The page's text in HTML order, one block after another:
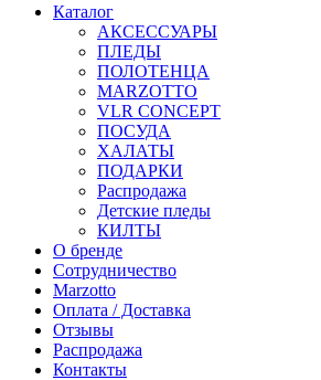
Каталог
АКСЕССУАРЫ
ПЛЕДЫ
ПОЛОТЕНЦА
MARZOTTO
VLR CONCEPT
ПОСУДА
ХАЛАТЫ
ПОДАРКИ
Распродажа
Детские пледы
КИЛТЫ
О бренде
Сотрудничество
Marzotto
Оплата / Доставка
Отзывы
Распродажа
Контакты